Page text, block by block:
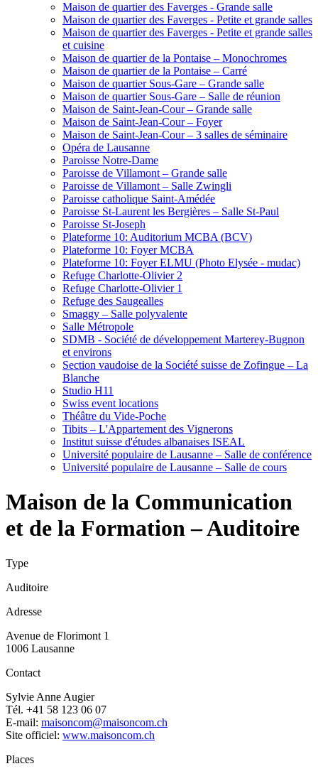
Maison de quartier des Faverges - Grande salle
Maison de quartier des Faverges - Petite et grande salles
Maison de quartier des Faverges - Petite et grande salles
et cuisine
Maison de quartier de la Pontaise – Monochromes
Maison de quartier de la Pontaise – Carré
Maison de quartier Sous-Gare – Grande salle
Maison de quartier Sous-Gare – Salle de réunion
Maison de Saint-Jean-Cour – Grande salle
Maison de Saint-Jean-Cour – Foyer
Maison de Saint-Jean-Cour – 3 salles de séminaire
Opéra de Lausanne
Paroisse Notre-Dame
Paroisse de Villamont – Grande salle
Paroisse de Villamont – Salle Zwingli
Paroisse catholique Saint-Amédée
Paroisse St-Laurent les Bergières – Salle St-Paul
Paroisse St-Joseph
Plateforme 10: Auditorium MCBA (BCV)
Plateforme 10: Foyer MCBA
Plateforme 10: Foyer ELMU (Photo Elysée - mudac)
Refuge Charlotte-Olivier 2
Refuge Charlotte-Olivier 1
Refuge des Saugealles
Smaggy – Salle polyvalente
Salle Métropole
SDMB - Société de développement Marterey-Bugnon
et environs
Section vaudoise de la Société suisse de Zofingue – La
Blanche
Studio H11
Swiss event locations
Théâtre du Vide-Poche
Tibits – L'Appartement des Vignerons
Institut suisse d'études albanaises ISEAL
Université populaire de Lausanne – Salle de conférence
Université populaire de Lausanne – Salle de cours
Maison de la Communication
et de la Formation – Auditoire
Type
Auditoire
Adresse
Avenue de Florimont 1
1006 Lausanne
Contact
Sylvie Anne Augier
Tél. +41 58 123 06 07
E-mail: maisoncom@maisoncom.ch
Site officiel: www.maisoncom.ch
Places